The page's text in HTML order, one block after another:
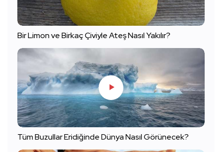
Bir Limon ve Birkaç Çiviyle Ateş Nasıl Yakılır?
Tüm Buzullar Eridiğinde Dünya Nasıl Görünecek?